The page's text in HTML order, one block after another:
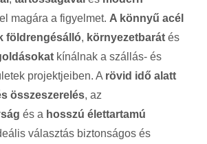
magára a figyelmet. A könnyű acél
földrengésálló, környezetbarát és
kínálnak a szállás- és
projektjeiben. A rövid idő alatt
összeszerelés, az
és a hosszú élettartamú
választás biztonságos és